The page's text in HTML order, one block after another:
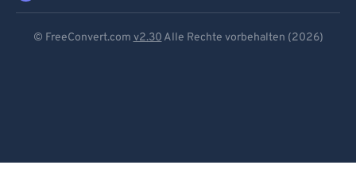
© FreeConvert.com v2.30 Alle Rechte vorbehalten (2026)